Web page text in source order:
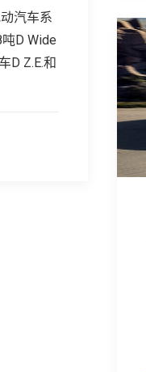
汽车系
D Wide
D Z.E.和